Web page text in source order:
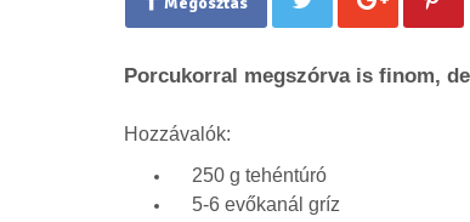
Porcukorral megszórva is finom,
Hozzávalók:
250 g tehéntúró
5-6 evőkanál gríz